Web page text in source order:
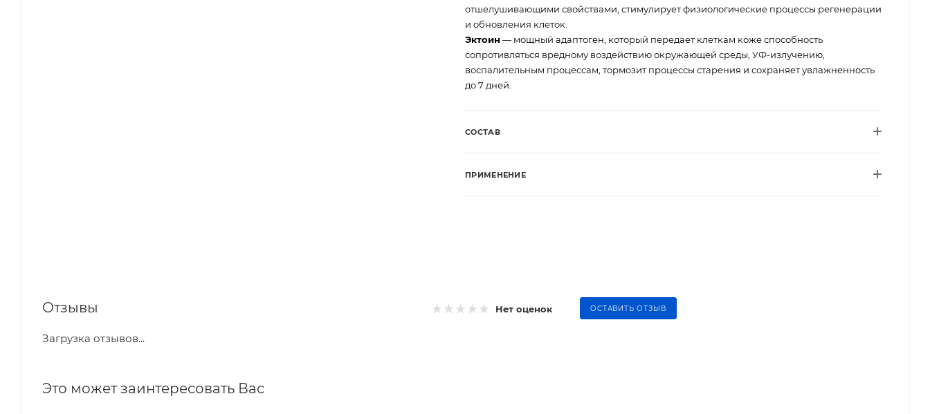
отшелушивающими свойствами, стимулирует физиологические процессы регенерации
и обновления клеток.
Эктоин — мощный адаптоген, который передает клеткам коже способность
сопротивляться вредному воздействию окружающей среды, УФ-излучению,
воспалительным процессам, тормозит процессы старения и сохраняет увлажненность
до 7 дней.
СОСТАВ
ПРИМЕНЕНИЕ
Отзывы Нет оценок ОСТАВИТЬ ОТЗЫВ
Загрузка отзывов...
Это может заинтересовать Вас